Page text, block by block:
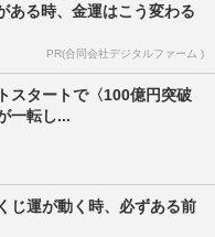
ある時、金運はこう変わる
PR(合同会社デジタルファーム )
スタートで〈100億円突破
一転し...
じ運が動く時、必ずある前